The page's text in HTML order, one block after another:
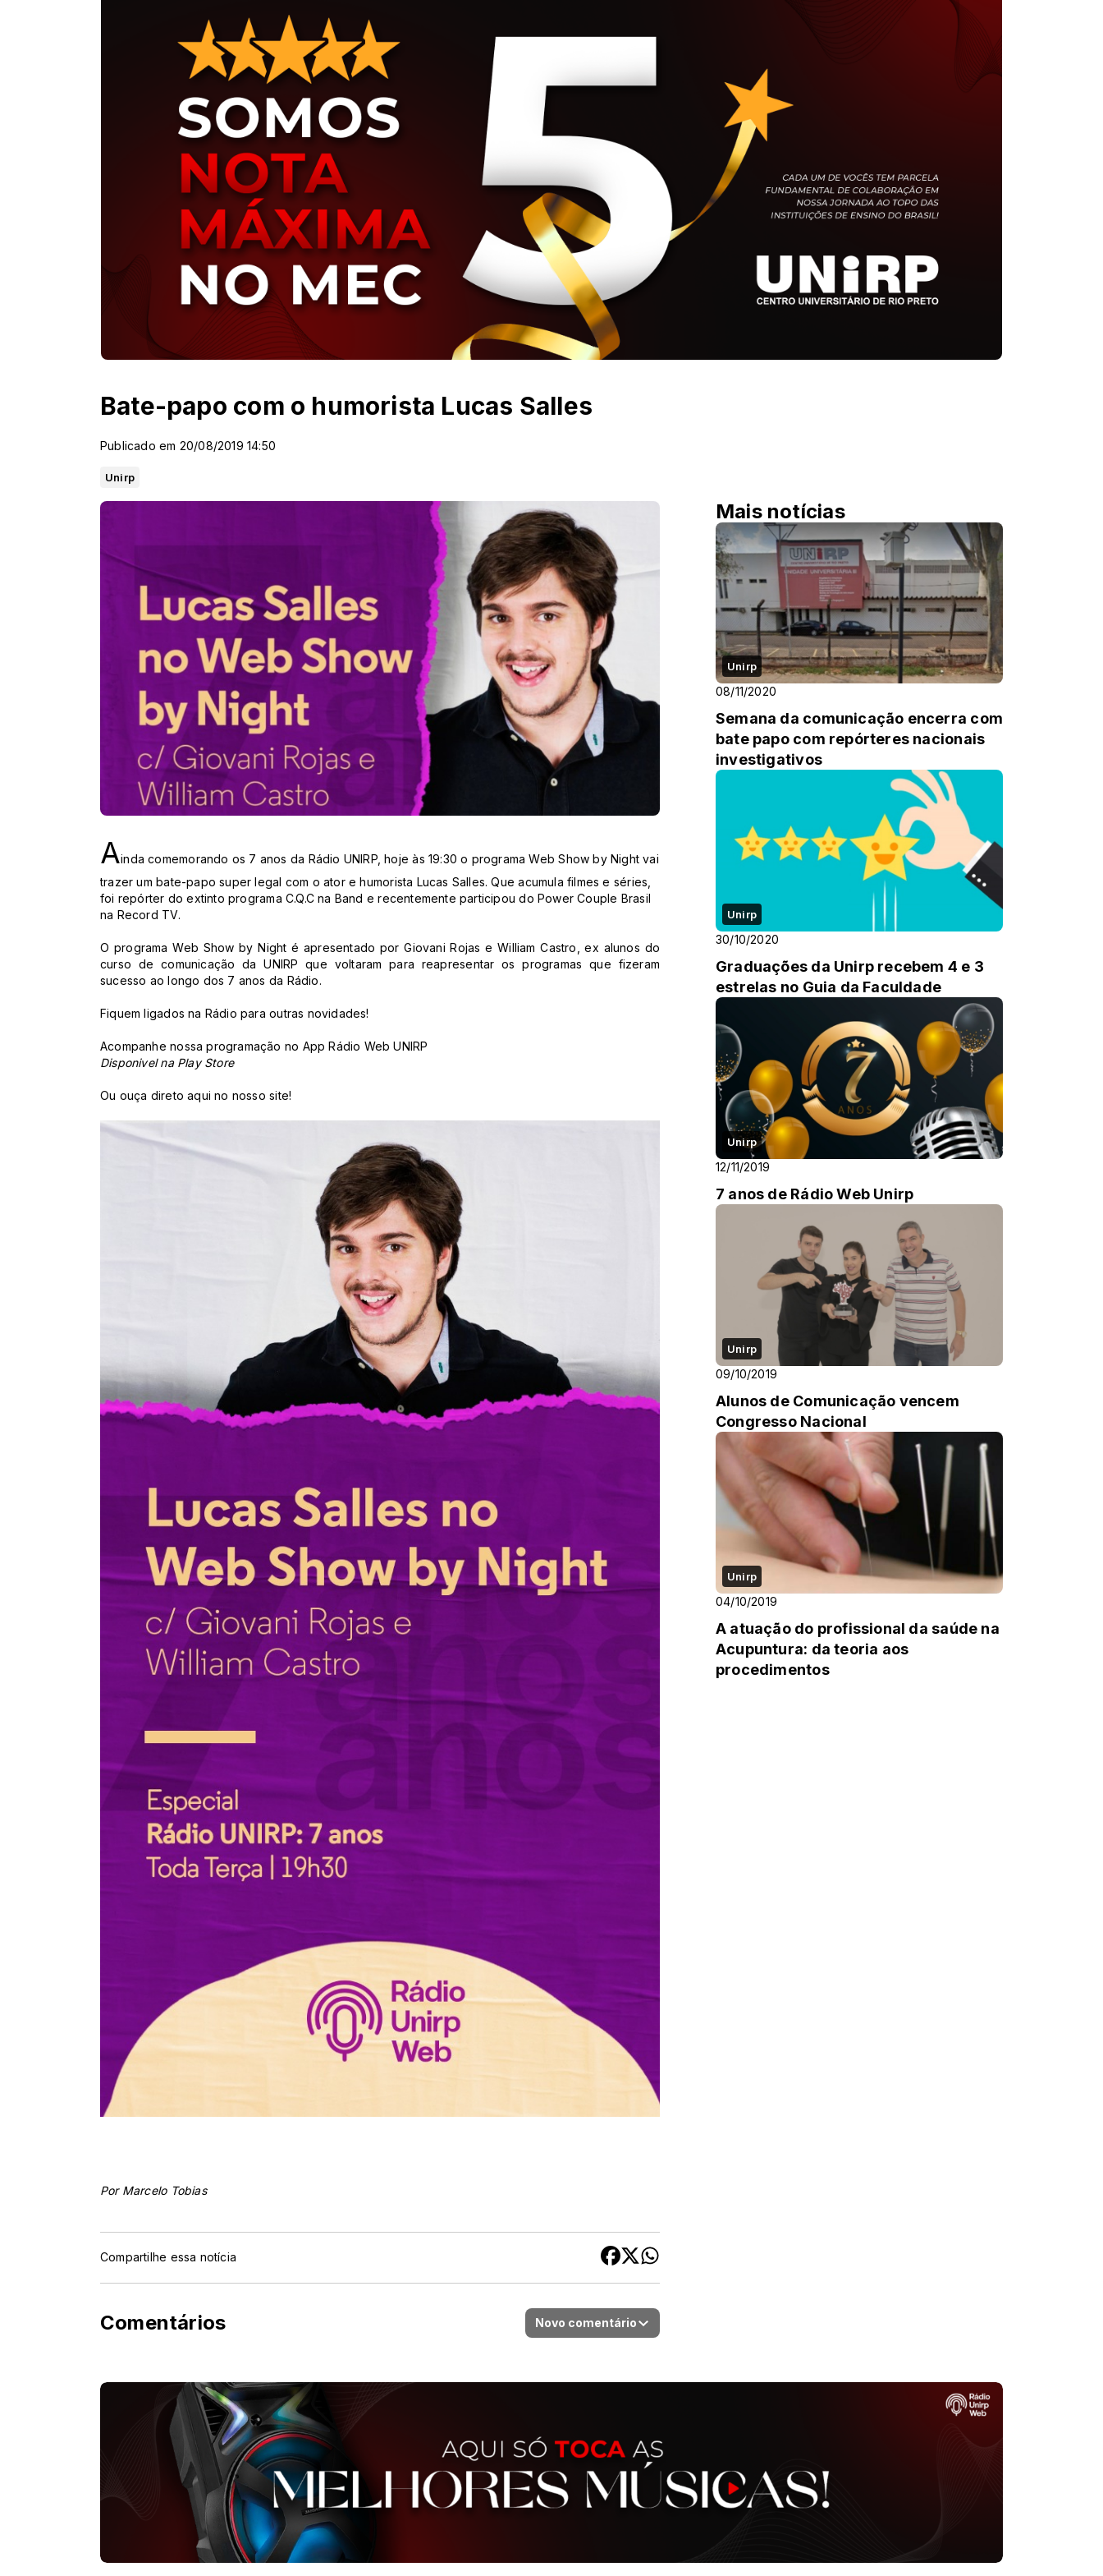
Bate-papo com o humorista Lucas Salles
Publicado em 20/08/2019 14:50
Unirp
Ainda comemorando os 7 anos da Rádio UNIRP, hoje às 19:30 o programa Web Show by Night vai
trazer um bate-papo super legal com o ator e humorista Lucas Salles. Que acumula filmes e séries,
foi repórter do extinto programa C.Q.C na Band e recentemente participou do Power Couple Brasil
na Record TV.
O programa Web Show by Night é apresentado por Giovani Rojas e William Castro, ex alunos do
curso de comunicação da UNIRP que voltaram para reapresentar os programas que fizeram
sucesso ao longo dos 7 anos da Rádio.
Fiquem ligados na Rádio para outras novidades!
Acompanhe nossa programação no App Rádio Web UNIRP
Disponivel na Play Store
Ou ouça direto aqui no nosso site!
Por Marcelo Tobias
Compartilhe essa notícia
Comentários Novo comentário
Mais notícias
Unirp
08/11/2020
Semana da comunicação encerra com
bate papo com repórteres nacionais
investigativos
Unirp
30/10/2020
Graduações da Unirp recebem 4 e 3
estrelas no Guia da Faculdade
Unirp
12/11/2019
7 anos de Rádio Web Unirp
Unirp
09/10/2019
Alunos de Comunicação vencem
Congresso Nacional
Unirp
04/10/2019
A atuação do profissional da saúde na
Acupuntura: da teoria aos
procedimentos